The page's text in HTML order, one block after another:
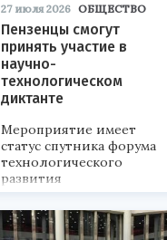
27 июля 2026 ОБЩЕСТВО
Пензенцы смогут
принять участие в
научно-
технологическом
диктанте
Мероприятие имеет
статус спутника форума
технологического
развития
«Технопром-2026».